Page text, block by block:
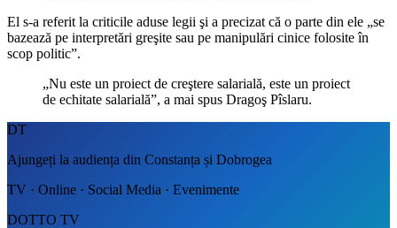
El s-a referit la criticile aduse legii şi a precizat că o parte din ele „se
bazează pe interpretări greşite sau pe manipulări cinice folosite în
scop politic”.
„Nu este un proiect de creştere salarială, este un proiect
de echitate salarială”, a mai spus Dragoş Pîslaru.
DT
Ajungeți la audiența din Constanța și Dobrogea
TV · Online · Social Media · Evenimente
DOTTO TV